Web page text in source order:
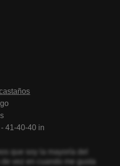
41-40-40 in
que soy la mayoría del
vez en cuando me gusta